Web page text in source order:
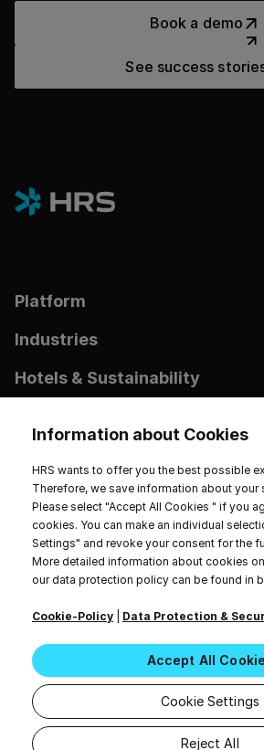
Book a demo
See success
Platform
Industries
Hotels & Sustainability
ImprintData Privacy
Cookie Settings
Information about Cookies
HRS wants to offer you the best possible
Therefore, we save information about your
Please select "Accept All Cookies " if you
cookies. You can make an individual
Settings" and revoke your consent for the
More detailed information about cookies
our data protection policy can be found in
Cookie-Policy Data Protection &
Cookie Settings
Reject All
Accept All